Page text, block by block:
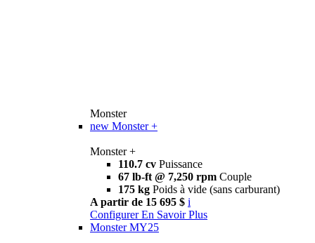
Monster
new Monster +
Monster +
110.7 cv Puissance
67 lb-ft @ 7,250 rpm Couple
175 kg Poids à vide (sans carburant)
A partir de 15 695 $ i
Configurer En Savoir Plus
Monster MY25